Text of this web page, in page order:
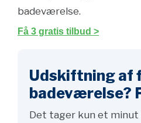
badeværelse.
Få 3 gratis tilbud >
Udskiftning af
badeværelse?
Det tager kun et minut